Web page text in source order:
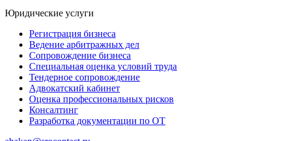
Юридические услуги
Регистрация бизнеса
Ведение арбитражных дел
Сопровождение бизнеса
Специальная оценка условий труда
Тендерное сопровождение
Адвокатский кабинет
Оценка профессиональных рисков
Консалтинг
Разработка документации по ОТ